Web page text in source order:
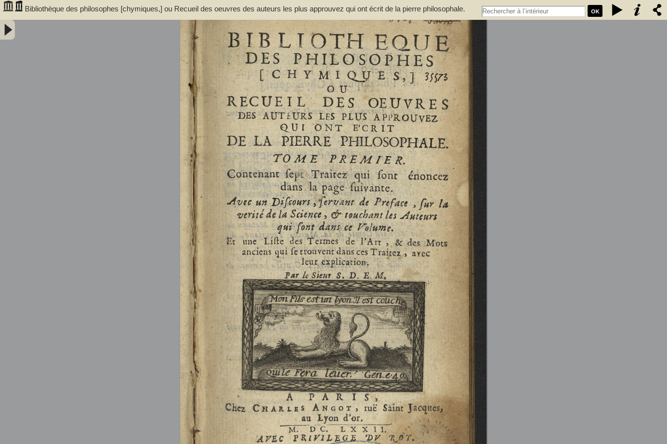
OK
Bibliothèque des philosophes [chymiques,] ou Recueil des oeuvres des auteurs les plus approuvez qui ont écrit de la pierre philosophale.
Tome premier, contenant sept traitez... avec un discours, servant de préface... et une liste des termes de l'art, & des mots anciens qui se
trouvent dans ces traitez... par le sieur S.D.E.M. - Salmon, William (1644-1713)